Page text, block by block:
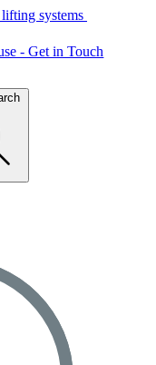
systems
- Get in Touch